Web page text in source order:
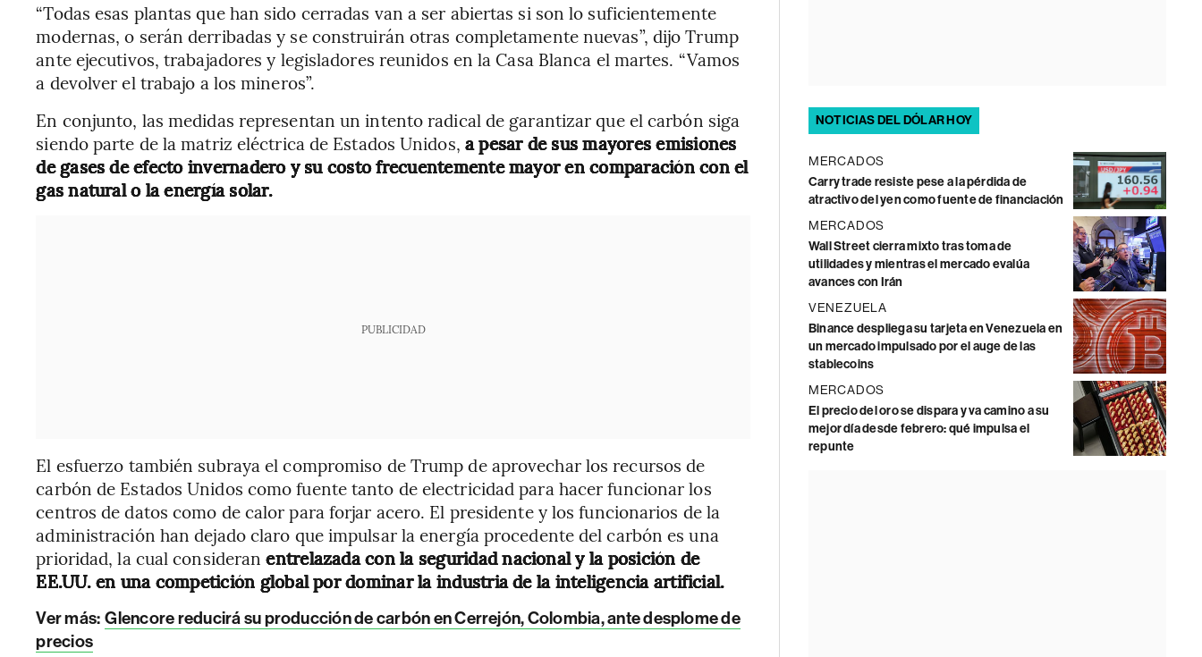
“Todas esas plantas que han sido cerradas van a ser abiertas si son lo suficientemente
modernas, o serán derribadas y se construirán otras completamente nuevas”, dijo Trump
ante ejecutivos, trabajadores y legisladores reunidos en la Casa Blanca el martes. “Vamos
a devolver el trabajo a los mineros”.
En conjunto, las medidas representan un intento radical de garantizar que el carbón siga
siendo parte de la matriz eléctrica de Estados Unidos, a pesar de sus mayores emisiones
de gases de efecto invernadero y su costo frecuentemente mayor en comparación con el
gas natural o la energía solar.
PUBLICIDAD
El esfuerzo también subraya el compromiso de Trump de aprovechar los recursos de
carbón de Estados Unidos como fuente tanto de electricidad para hacer funcionar los
centros de datos como de calor para forjar acero. El presidente y los funcionarios de la
administración han dejado claro que impulsar la energía procedente del carbón es una
prioridad, la cual consideranentrelazada con la seguridad nacional y la posición de
EE.UU. en una competición global por dominar la industria de la inteligencia artificial.
Ver más: Glencore reducirá su producción de carbón en Cerrejón, Colombia, ante desplome de
precios
NOTICIAS DEL DÓLAR HOY
MERCADOS
Carry trade resiste pese a la pérdida de
atractivo del yen como fuente de financiación
MERCADOS
Wall Street cierra mixto tras toma de
utilidades y mientras el mercado evalúa
avances con Irán
VENEZUELA
Binance despliega su tarjeta en Venezuela en
un mercado impulsado por el auge de las
stablecoins
MERCADOS
El precio del oro se dispara y va camino a su
mejor día desde febrero: qué impulsa el
repunte